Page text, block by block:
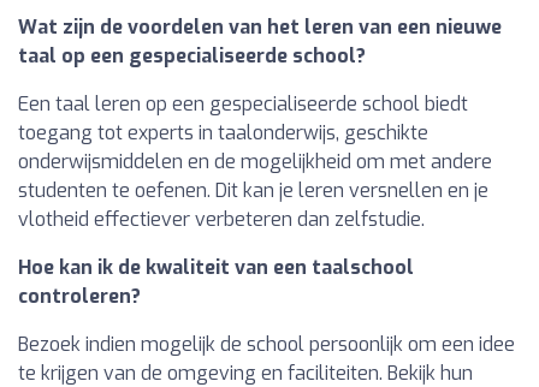
Wat zijn de voordelen van het leren van een nieuwe
taal op een gespecialiseerde school?
Een taal leren op een gespecialiseerde school biedt
toegang tot experts in taalonderwijs, geschikte
onderwijsmiddelen en de mogelijkheid om met andere
studenten te oefenen. Dit kan je leren versnellen en je
vlotheid effectiever verbeteren dan zelfstudie.
Hoe kan ik de kwaliteit van een taalschool
controleren?
Bezoek indien mogelijk de school persoonlijk om een idee
te krijgen van de omgeving en faciliteiten. Bekijk hun